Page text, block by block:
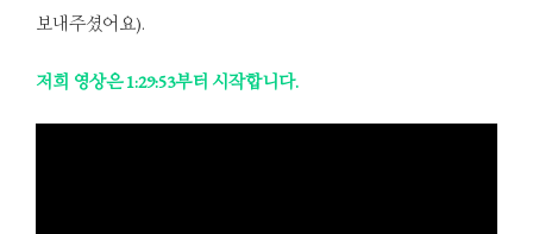
보내주셨어요).
저희 영상은 1:29:53부터 시작합니다.